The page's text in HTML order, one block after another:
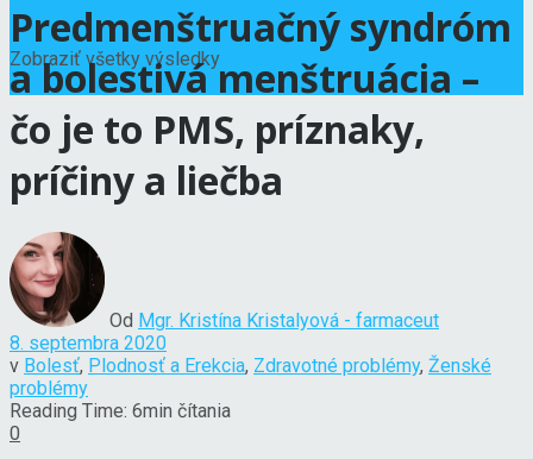
Zobraziť všetky výsledky
Predmenštruačný syndróm
a bolestivá menštruácia –
čo je to PMS, príznaky,
príčiny a liečba
Od Mgr. Kristína Kristalyová - farmaceut
8. septembra 2020
v Bolesť, Plodnosť a Erekcia, Zdravotné problémy, Ženské
problémy
Reading Time: 6min čítania
0